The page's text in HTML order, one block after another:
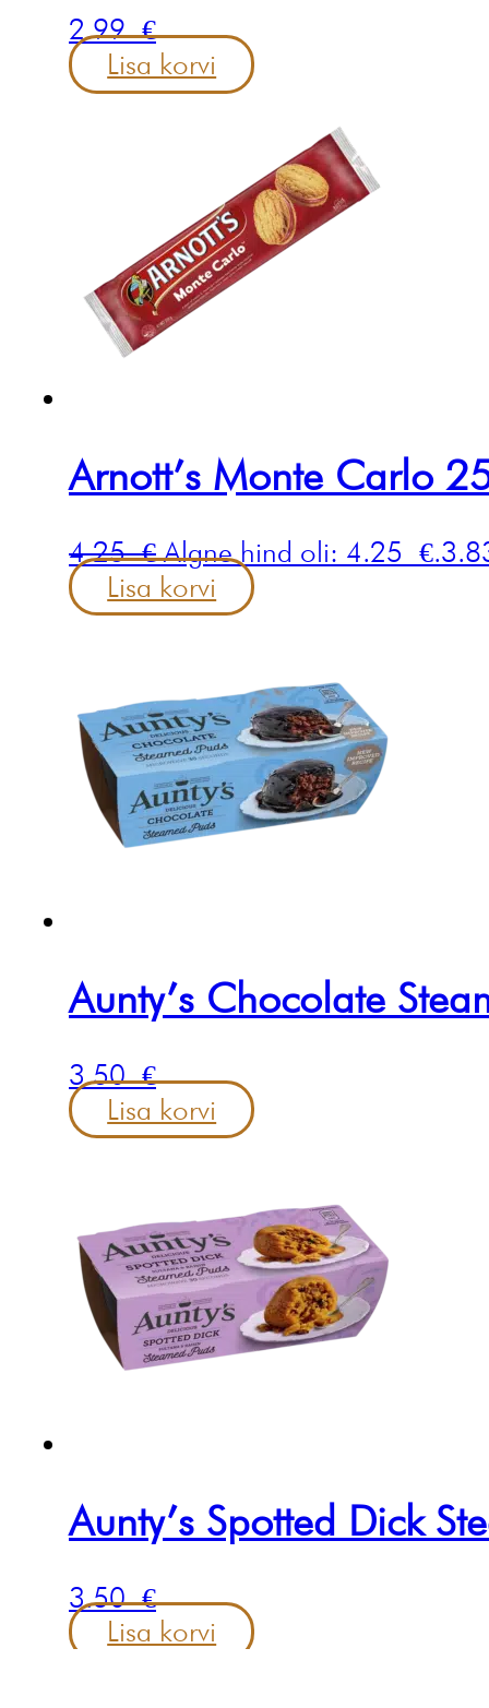
2.99€
Lisa korvi
Arnott’s Monte Carlo
4.25€ Algne hind oli: 4.25 €.
Lisa korvi
Aunty’s Chocolate
3.50€
Lisa korvi
Aunty’s Spotted Dick
3.50€
Lisa korvi